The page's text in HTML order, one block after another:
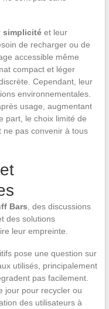
simplicitéet leur
de recharger ou de
accessible même
compact et léger
Cependant, leur
environnementales.
usage, augmentant
part, le choix limité de
ne pas convenir à tous
Bars , des discussions
des solutions
leur empreinte.
pose une question sur
utilisés, principalement
pas facilement.
jour pour recycler ou
des utilisateurs à